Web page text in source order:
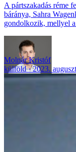
A pártszakadás réme
báránya, Sahra
gondolkozik, mellyel
Molnár Kristóf
külföld
2023.